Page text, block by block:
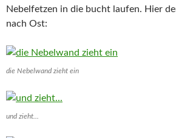
Nebelfetzen in die bucht laufen. Hier
nach Ost:
die Nebelwand zieht ein
und zieht...